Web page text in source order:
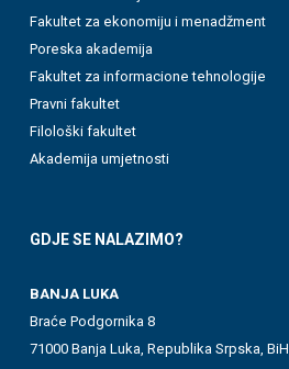
Fakultet za ekonomiju i menadžment
Poreska akademija
Fakultet za informacione tehnologije
Pravni fakultet
Filološki fakultet
Akademija umjetnosti
GDJE SE NALAZIMO?
BANJA LUKA
Braće Podgornika 8
71000 Banja Luka, Republika Srpska, BiH